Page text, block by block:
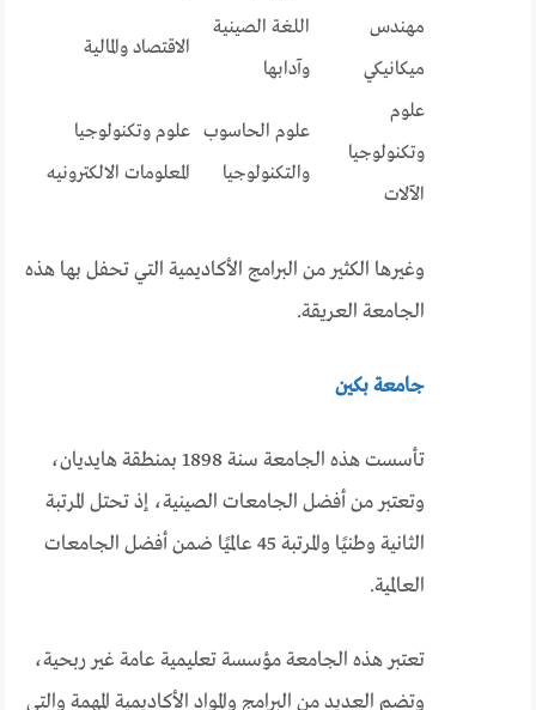
مهندس
ميكانيكي
اللغة الصينية
وآدابها
الاقتصاد والمالية
علوم
وتكنولوجيا
الآلات
علوم الحاسوب
والتكنولوجيا
علوم وتكنولوجيا
المعلومات الالكترونيه
وغيرها الكثير من البرامج الأكاديمية التي تحفل بها هذه
الجامعة العريقة.
جامعة بكين
تأسست هذه الجامعة سنة 1898 بمنطقة هايديان،
وتعتبر من أفضل الجامعات الصينية، إذ تحتل المرتبة
الثانية وطنيًا والمرتبة 45 عالميًا ضمن أفضل الجامعات
العالمية.
تعتبر هذه الجامعة مؤسسة تعليمية عامة غير ربحية،
وتضم العديد من البرامج والمواد الأكاديمية المهمة والتي